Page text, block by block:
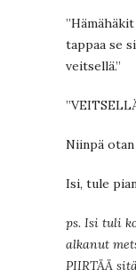
tappaa se
veitsellä.”
Niinpä
Isi, tule
ps. Isi tuli
alkanut
PIIRTÄÄ